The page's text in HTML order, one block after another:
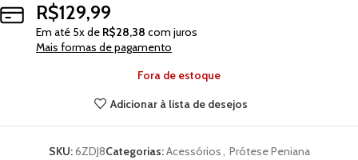
R$129,99
Em até 5x de R$28,38 com juros
Mais formas de pagamento
Fora de estoque
Adicionar à lista de desejos
SKU:6ZDJ8Categorias:Acessórios, Prótese Peniana